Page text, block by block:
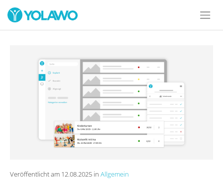
Veröffentlicht am 12.08.2025 in Allgemein